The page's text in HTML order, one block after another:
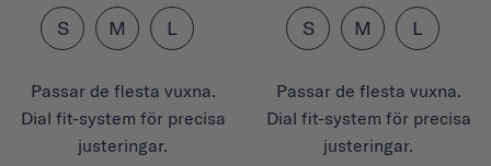
S M L
Passar de flesta vuxna.
Dial fit-system för precisa
justeringar.
S M L
Passar de flesta vuxna.
Dial fit-system för precisa
justeringar.